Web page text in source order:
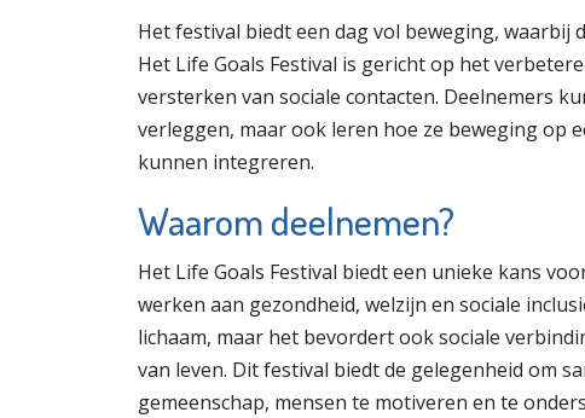
Het festival biedt een dag vol beweging,
Het Life Goals Festival is gericht op het
versterken van sociale contacten. Deelnemers
verleggen, maar ook leren hoe ze beweging op
kunnen integreren.
Waarom deelnemen?
Het Life Goals Festival biedt een unieke kans
werken aan gezondheid, welzijn en sociale
lichaam, maar het bevordert ook sociale
van leven. Dit festival biedt de gelegenheid om
gemeenschap, mensen te motiveren en te